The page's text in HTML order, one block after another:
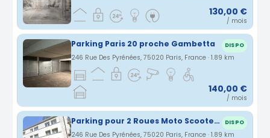
130,00 €
/ mois
Parking Paris 20 proche Gambetta DISPO
246 Rue Des Pyrénées, 75020 Paris, France · 1.89 km
140,00 €
/ mois
Parking pour 2 Roues Moto Scooter Velo électrique DISPO
246 Rue Des Pyrénées, 75020 Paris, France · 1.89 km